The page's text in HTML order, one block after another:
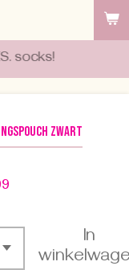
socks!
ZWART
In